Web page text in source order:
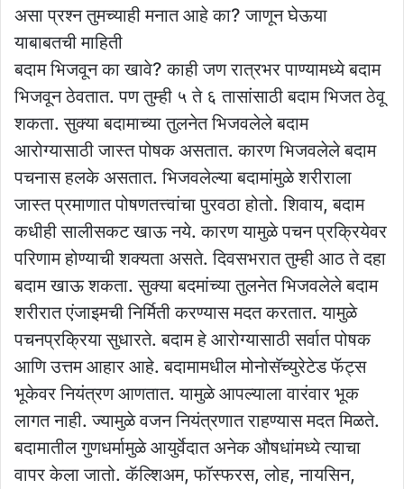
असा प्रश्न तुमच्याही मनात आहे का? जाणून घेऊया
याबाबतची माहिती
​बदाम भिजवून का खावे? काही जण रात्रभर पाण्यामध्ये बदाम
भिजवून ठेवतात. पण तुम्ही ५ ते ६ तासांसाठी बदाम भिजत ठेवू
शकता. सुक्या बदामाच्या तुलनेत भिजवलेले बदाम
आरोग्यासाठी जास्त पोषक असतात. कारण भिजवलेले बदाम
पचनास हलके असतात. भिजवलेल्या बदामांमुळे शरीराला
जास्त प्रमाणात पोषणतत्त्वांचा पुरवठा होतो. शिवाय, बदाम
कधीही सालीसकट खाऊ नये. कारण यामुळे पचन प्रक्रियेवर
परिणाम होण्याची शक्यता असते. दिवसभरात तुम्ही आठ ते दहा
बदाम खाऊ शकता. सुक्या बदमांच्या तुलनेत भिजवलेले बदाम
शरीरात एंजाइमची निर्मिती करण्यास मदत करतात. यामुळे
पचनप्रक्रिया सुधारते. बदाम हे आरोग्यासाठी सर्वात पोषक
आणि उत्तम आहार आहे. बदामामधील मोनोसॅच्युरेटेड फॅट्स
भूकेवर नियंत्रण आणतात. यामुळे आपल्याला वारंवार भूक
लागत नाही. ज्यामुळे वजन नियंत्रणात राहण्यास मदत मिळते.
बदामातील गुणधर्मामुळे आयुर्वेदात अनेक औषधांमध्ये त्याचा
वापर केला जातो. कॅल्शिअम, फॉस्फरस, लोह, नायसिन,